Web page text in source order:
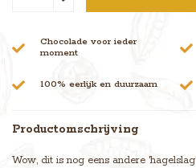
Chocolade voor ieder
moment
100% eerlijk en duurzaam
Productomschrijving
Wow, dit is nog eens andere